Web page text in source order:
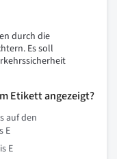
durch die
Es soll
Etikett angezeigt?
auf den
E
E